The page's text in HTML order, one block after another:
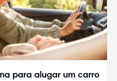
para alugar um carro